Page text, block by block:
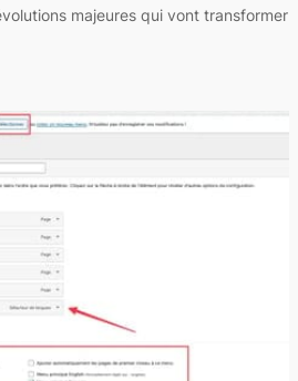
majeures qui vont transformer